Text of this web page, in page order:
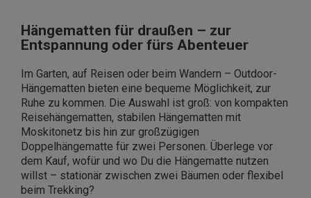
Hängematten für draußen – zur
Entspannung oder fürs Abenteuer
Im Garten, auf Reisen oder beim Wandern – Outdoor-
Hängematten bieten eine bequeme Möglichkeit, zur
Ruhe zu kommen. Die Auswahl ist groß: von kompakten
Reisehängematten, stabilen Hängematten mit
Moskitonetz bis hin zur großzügigen
Doppelhängematte für zwei Personen. Überlege vor
dem Kauf, wofür und wo Du die Hängematte nutzen
willst – stationär zwischen zwei Bäumen oder flexibel
beim Trekking?